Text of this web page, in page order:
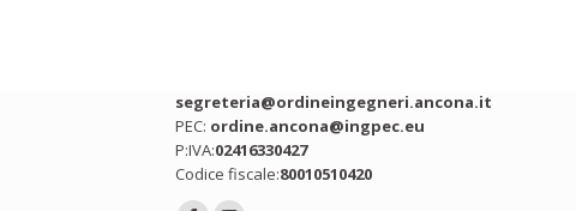
segreteria@ordineingegneri.ancona.it
PEC: ordine.ancona@ingpec.eu
P:IVA:02416330427
Codice fiscale:80010510420